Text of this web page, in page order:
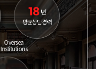
18 년
평균상담경력
Oversea
Institutions